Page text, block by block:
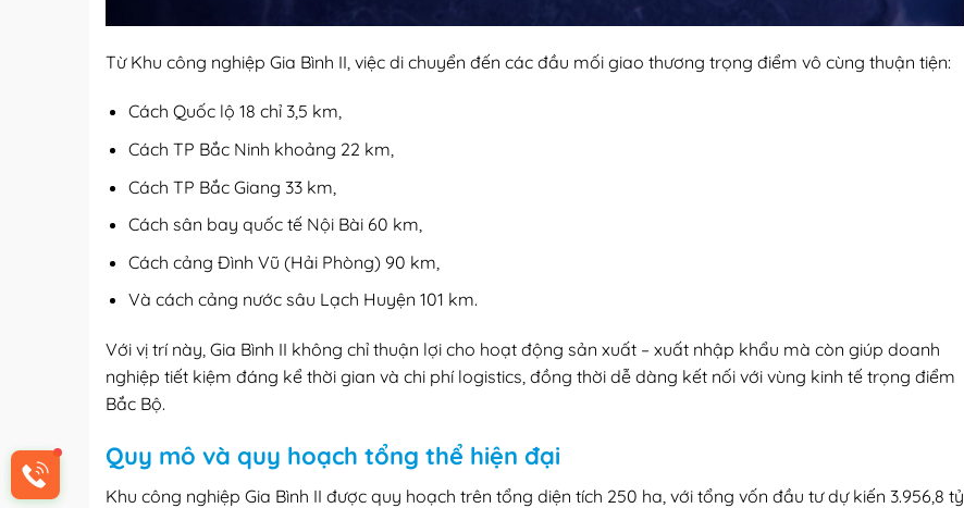
Từ Khu công nghiệp Gia Bình II, việc di chuyển đến các đầu mối giao thương trọng điểm vô cùng thuận tiện:
Cách Quốc lộ 18 chỉ 3,5 km,
Cách TP Bắc Ninh khoảng 22 km,
Cách TP Bắc Giang 33 km,
Cách sân bay quốc tế Nội Bài 60 km,
Cách cảng Đình Vũ (Hải Phòng) 90 km,
Và cách cảng nước sâu Lạch Huyện 101 km.
Với vị trí này, Gia Bình II không chỉ thuận lợi cho hoạt động sản xuất – xuất nhập khẩu mà còn giúp doanh
nghiệp tiết kiệm đáng kể thời gian và chi phí logistics, đồng thời dễ dàng kết nối với vùng kinh tế trọng điểm
Bắc Bộ.
Quy mô và quy hoạch tổng thể hiện đại
Khu công nghiệp Gia Bình II được quy hoạch trên tổng diện tích 250 ha, với tổng vốn đầu tư dự kiến 3.956,8 tỷ